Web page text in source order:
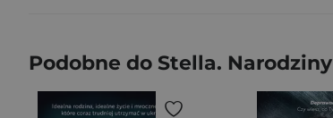
Podobne do Stella.